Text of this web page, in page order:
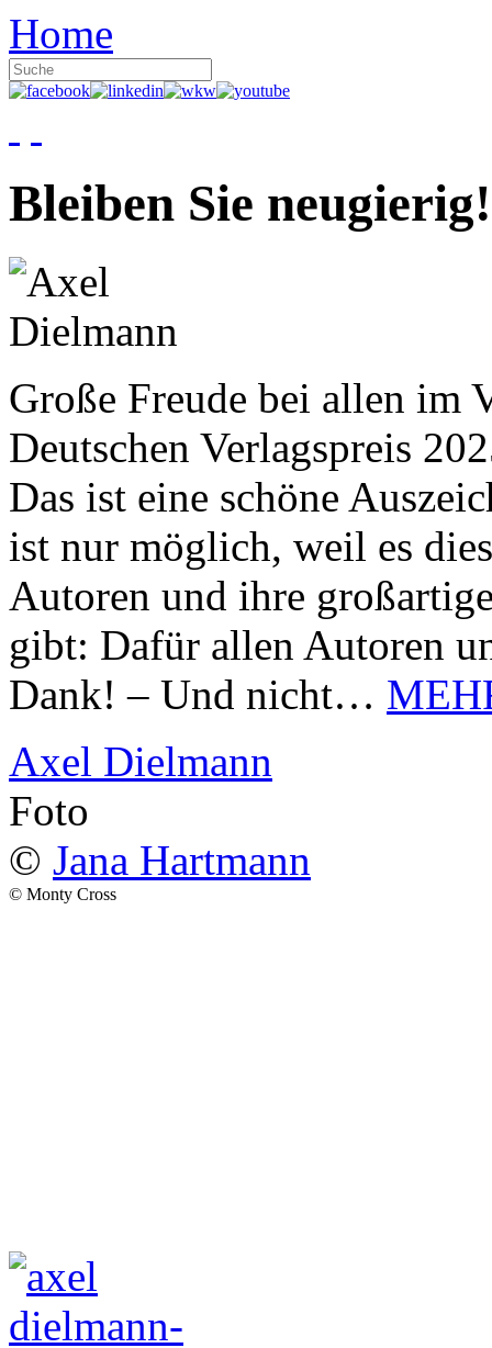
Home
Bleiben Sie neugierig!
Große Freude bei allen im
Deutschen Verlagspreis
Das ist eine schöne
ist nur möglich, weil es
Autoren und ihre
gibt: Dafür allen Autoren
Dank! – Und nicht…
Axel Dielmann
Foto
© Jana Hartmann
© Monty Cross